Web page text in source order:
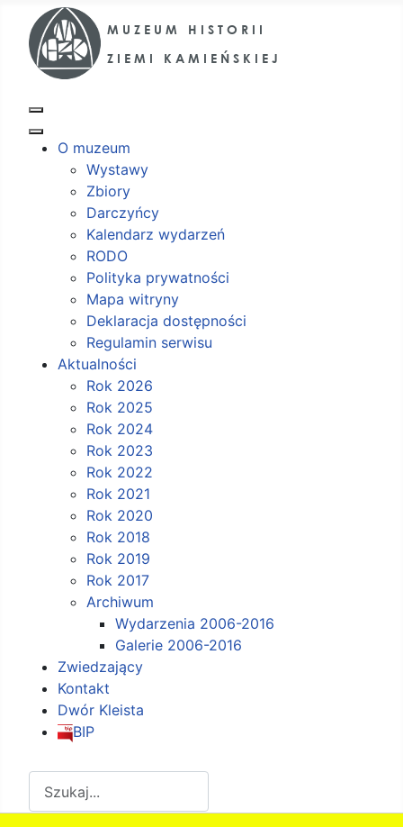
O muzeum
Wystawy
Zbiory
Darczyńcy
Kalendarz wydarzeń
RODO
Polityka prywatności
Mapa witryny
Deklaracja dostępności
Regulamin serwisu
Aktualności
Rok 2026
Rok 2025
Rok 2024
Rok 2023
Rok 2022
Rok 2021
Rok 2020
Rok 2018
Rok 2019
Rok 2017
Archiwum
Wydarzenia 2006-2016
Galerie 2006-2016
Zwiedzający
Kontakt
Dwór Kleista
BIP